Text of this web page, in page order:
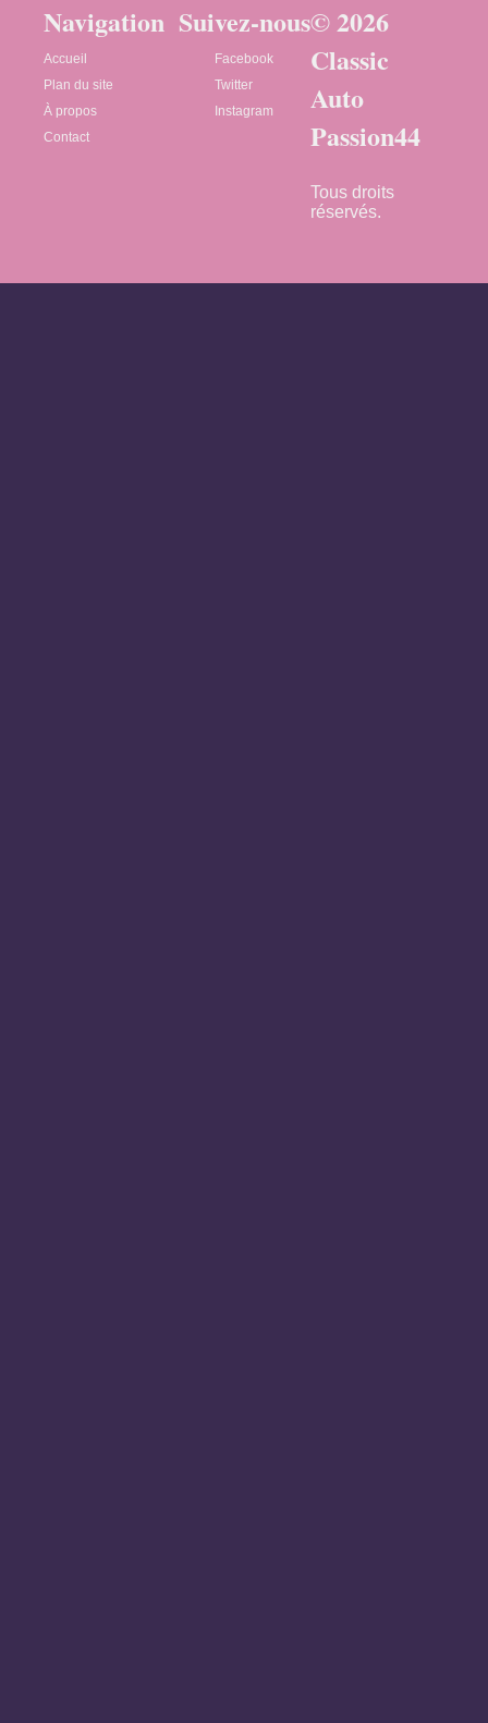
Navigation
Accueil
Plan du site
À propos
Contact
Suivez-nous
Facebook
Twitter
Instagram
© 2026
Classic
Auto
Passion44
Tous droits
réservés.